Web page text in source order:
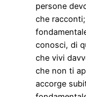
persone
che
conosci, di
che vivi
che non ti
accorge